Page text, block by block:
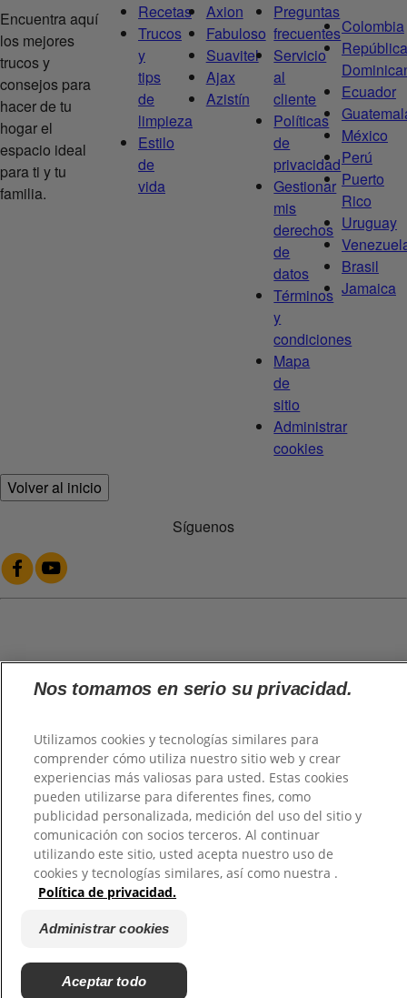
Encuentra aquí
los mejores
trucos y
consejos para
hacer de tu
hogar el
espacio ideal
para ti y tu
familia.
Recetas
Trucos
y
tips
de
limpieza
Estilo
de
vida
Axion
Fabuloso
Suavitel
Ajax
Azistín
Preguntas
frecuentes
Servicio
al
cliente
Políticas
de
privacidad
Gestionar
mis
derechos
de
datos
Términos
y
condiciones
Mapa
de
sitio
Administrar
cookies
Colombia
República
Ecuador
México
Perú
Puerto
Rico
Uruguay
Brasil
Jamaica
Volver al inicio
Síguenos
@2026 TuHogar. Todos los derechos reservados.
Nos tomamos en serio su privacidad.
Utilizamos cookies y tecnologías similares para
comprender cómo utiliza nuestro sitio web y crear
experiencias más valiosas para usted. Estas cookies
pueden utilizarse para diferentes fines, como
publicidad personalizada, medición del uso del sitio y
comunicación con socios terceros. Al continuar
utilizando este sitio, usted acepta nuestro uso de
cookies y tecnologías similares, así como nuestra .
Política de privacidad.
Administrar cookies
Aceptar todo